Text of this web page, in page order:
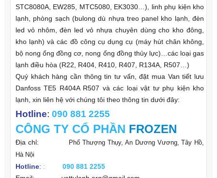
STC8080A, EW285, MTC5080, EK3030…), linh phụ kiện kho
lạnh, phòng sạch (bulong dù nhựa treo panel kho lạnh, đèn
led vỏ nhôm, đèn led vỏ nhựa chuyên dùng cho kho đông,
kho lạnh) và các đồ công cụ dụng cụ (máy hút chân không,
bộ nong ống đồng cơ, nong ống đồng thủy lực)…các loại gas
lạnh điều hòa (R22, R404, R410, R407, R134A, R507…)
Quý khách hàng cần thông tin tư vấn, đặt mua Van tiết lưu
Danfoss TE5 R404A R507 và các loại vật tư phụ kiện kho
lạnh, xin liên hệ với chúng tôi theo thông tin dưới đây:
Hotline: 090 881 2255
CÔNG TYCỔ PHẦN FROZEN
Địa chỉ:
Phố Thượng Thụy, An Dương Vương, Tây Hồ,
Hà Nội
Hotline: : 090 881 2255